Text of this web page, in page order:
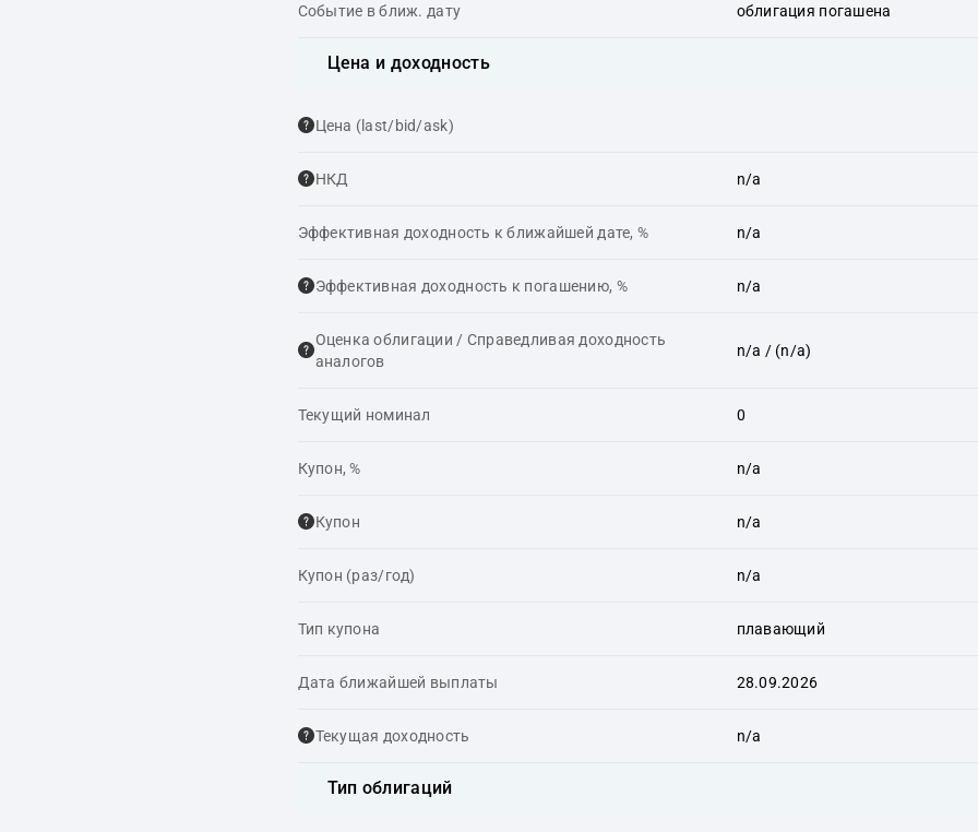
Событие в ближ. дату облигация погашена
Цена и доходность
Цена (last/bid/ask)
НКД n/a
Эффективная доходность к ближайшей дате, % n/a
Эффективная доходность к погашению, % n/a
Оценка облигации / Справедливая доходность
аналогов
n/a / (n/a)
Текущий номинал 0
Купон, % n/a
Купон n/a
Купон (раз/год) n/a
Тип купона плавающий
Дата ближайшей выплаты 28.09.2026
Текущая доходность n/a
Тип облигаций